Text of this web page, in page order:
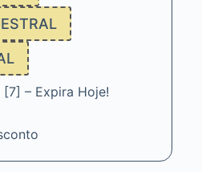
[7] – Expira Hoje!